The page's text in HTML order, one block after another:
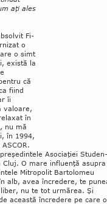
aţi ales
Fi­
o
o simt
există la
că
fiind
îi
valoare,
în
nu mă
în 1994,
Asociaţiei Studen­
O mare influenţă asupra
Mitropolit Barto­lomeu
alb, avea încredere, te
nu te tot urmă­rea. Şi
această încredere pe care o